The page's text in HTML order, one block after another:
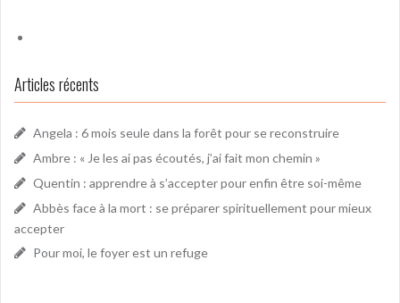
Articles récents
Angela : 6 mois seule dans la forêt pour se reconstruire
Ambre : « Je les ai pas écoutés, j’ai fait mon chemin »
Quentin : apprendre à s’accepter pour enfin être soi-même
Abbès face à la mort : se préparer spirituellement pour mieux
accepter
Pour moi, le foyer est un refuge